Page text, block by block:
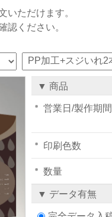
いただけます。
認ください。
▼ 商品
営業日/製作期間
印刷色数
数量
▼ データ有無